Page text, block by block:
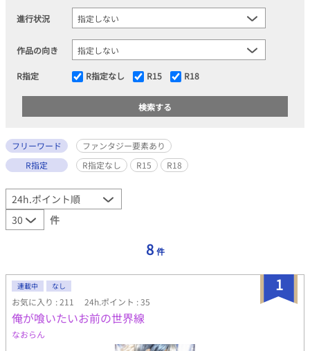
進行状況
作品の向き
R指定 R指定なし R15 R18
フリーワード
ファンタジー要素あり
R指定
R指定なし R15 R18
件
8 件
1
連載中 なし
お気に入り : 211 24h.ポイント : 35
俺が喰いたいお前の世界線
なおらん